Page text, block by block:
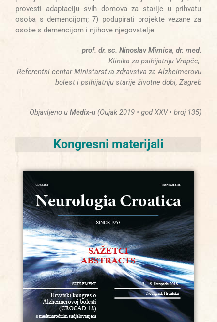
provesti adaptaciju svih domova za starije u prihvatu
osoba s demencijom; 7) podupirati projekte vezane za
osobe s demencijom i njihove njegovatelje.
prof. dr. sc. Ninoslav Mimica, dr. med.
Klinika za psihijatriju Vrapče,
Referentni centar Ministarstva zdravstva za Alzheimerovu
bolest i psihijatriju starije životne dobi, Zagreb
Objavljeno u Medix-u(Oujak 2019 • god XXV • broj 135)
Kongresni materijali